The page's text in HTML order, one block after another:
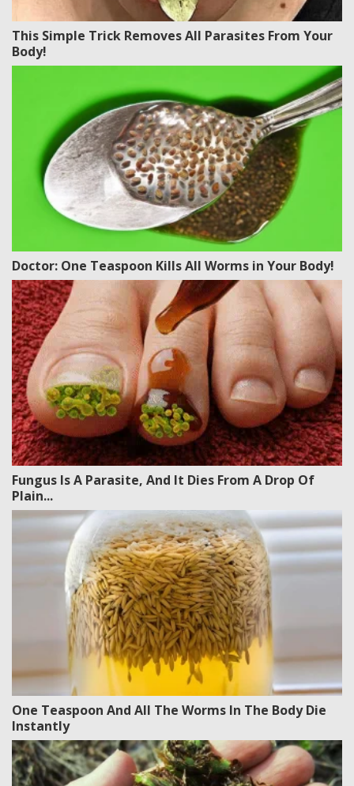
This Simple Trick Removes All Parasites From Your
Body!
Doctor: One Teaspoon Kills All Worms in Your Body!
Fungus Is A Parasite, And It Dies From A Drop Of
Plain...
One Teaspoon And All The Worms In The Body Die
Instantly